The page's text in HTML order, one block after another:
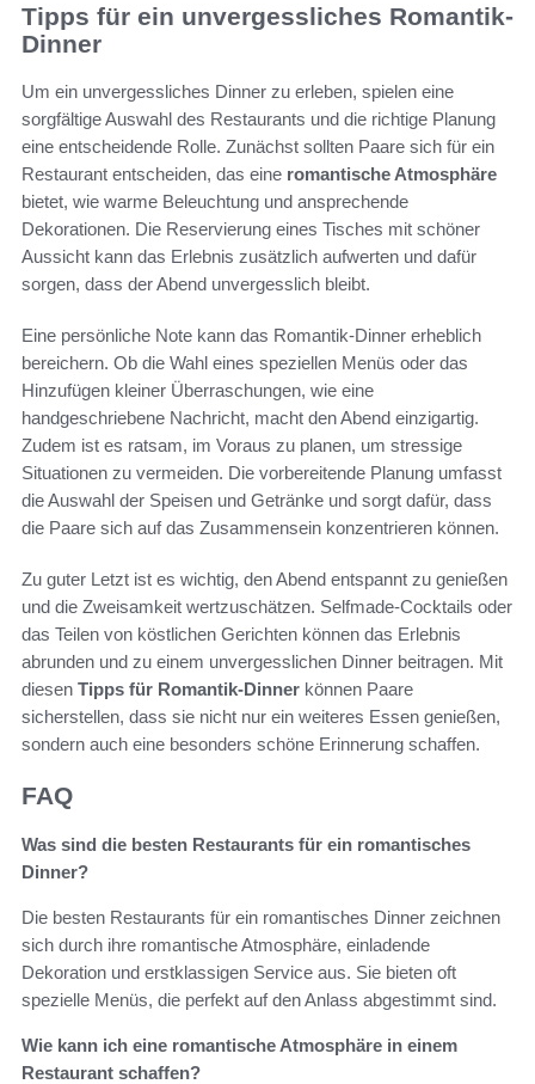
Tipps für ein unvergessliches Romantik-
Dinner
Um ein unvergessliches Dinner zu erleben, spielen eine
sorgfältige Auswahl des Restaurants und die richtige Planung
eine entscheidende Rolle. Zunächst sollten Paare sich für ein
Restaurant entscheiden, das eine romantische Atmosphäre
bietet, wie warme Beleuchtung und ansprechende
Dekorationen. Die Reservierung eines Tisches mit schöner
Aussicht kann das Erlebnis zusätzlich aufwerten und dafür
sorgen, dass der Abend unvergesslich bleibt.
Eine persönliche Note kann das Romantik-Dinner erheblich
bereichern. Ob die Wahl eines speziellen Menüs oder das
Hinzufügen kleiner Überraschungen, wie eine
handgeschriebene Nachricht, macht den Abend einzigartig.
Zudem ist es ratsam, im Voraus zu planen, um stressige
Situationen zu vermeiden. Die vorbereitende Planung umfasst
die Auswahl der Speisen und Getränke und sorgt dafür, dass
die Paare sich auf das Zusammensein konzentrieren können.
Zu guter Letzt ist es wichtig, den Abend entspannt zu genießen
und die Zweisamkeit wertzuschätzen. Selfmade-Cocktails oder
das Teilen von köstlichen Gerichten können das Erlebnis
abrunden und zu einem unvergesslichen Dinner beitragen. Mit
diesen Tipps für Romantik-Dinner können Paare
sicherstellen, dass sie nicht nur ein weiteres Essen genießen,
sondern auch eine besonders schöne Erinnerung schaffen.
FAQ
Was sind die besten Restaurants für ein romantisches
Dinner?
Die besten Restaurants für ein romantisches Dinner zeichnen
sich durch ihre romantische Atmosphäre, einladende
Dekoration und erstklassigen Service aus. Sie bieten oft
spezielle Menüs, die perfekt auf den Anlass abgestimmt sind.
Wie kann ich eine romantische Atmosphäre in einem
Restaurant schaffen?